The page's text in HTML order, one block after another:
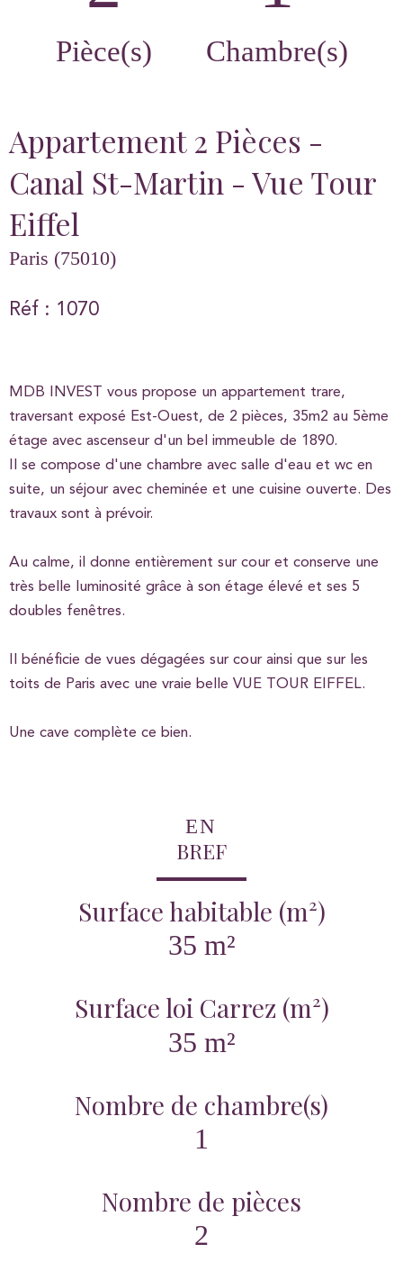
Pièce(s) Chambre(s)
Appartement 2 Pièces -
Canal St-Martin - Vue Tour
Eiffel
Paris (75010)
Réf : 1070
MDB INVEST vous propose un appartement trare,
traversant exposé Est-Ouest, de 2 pièces, 35m2 au 5ème
étage avec ascenseur d'un bel immeuble de 1890.
Il se compose d'une chambre avec salle d'eau et wc en
suite, un séjour avec cheminée et une cuisine ouverte. Des
travaux sont à prévoir.
Au calme, il donne entièrement sur cour et conserve une
très belle luminosité grâce à son étage élevé et ses 5
doubles fenêtres.
Il bénéficie de vues dégagées sur cour ainsi que sur les
toits de Paris avec une vraie belle VUE TOUR EIFFEL.
Une cave complète ce bien.
EN
BREF
Surface habitable (m²)
35 m²
Surface loi Carrez (m²)
35 m²
Nombre de chambre(s)
1
Nombre de pièces
2